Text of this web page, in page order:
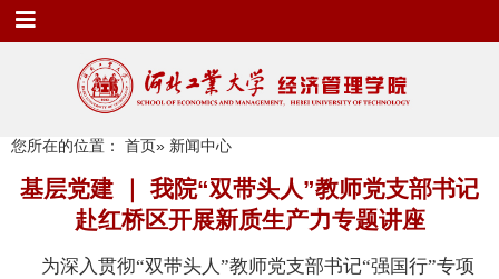
您所在的位置： 首页» 新闻中心
基层党建 ｜ 我院“双带头人”教师党支部书记
赴红桥区开展新质生产力专题讲座
为深入贯彻“双带头人”教师党支部书记“强国行”专项